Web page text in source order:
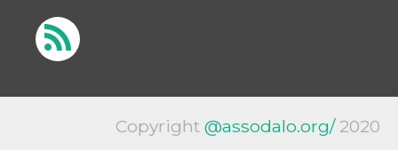
Copyright @assodalo.org/2020